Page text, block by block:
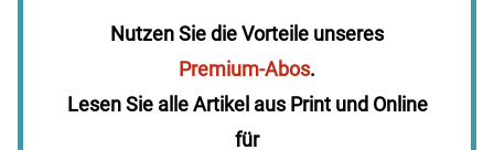
Nutzen Sie die Vorteile unseres
Premium-Abos.
Lesen Sie alle Artikel aus Print und Online
für